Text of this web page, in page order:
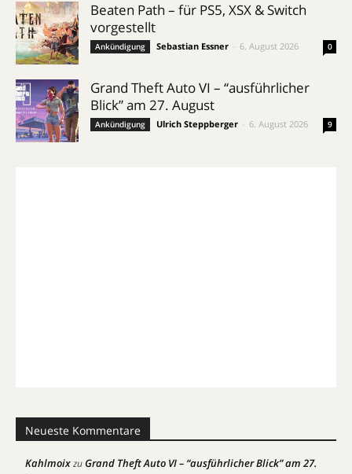
Beaten Path – für PS5, XSX & Switch
vorgestellt
Ankündigung Sebastian Essner 6. August 2026 0
Grand Theft Auto VI – “ausführlicher
Blick” am 27. August
Ankündigung Ulrich Steppberger 6. August 2026 9
Neueste Kommentare
KahlmoixzuGrand Theft Auto VI – “ausführlicher Blick” am 27.